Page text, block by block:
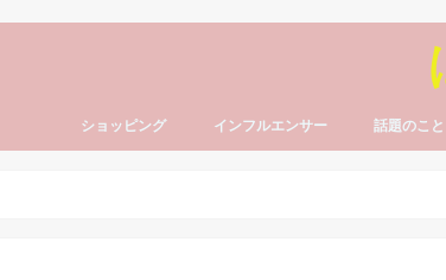
ショッピング インフルエンサー 話題のこと